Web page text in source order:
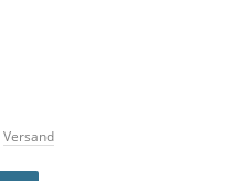
Versand